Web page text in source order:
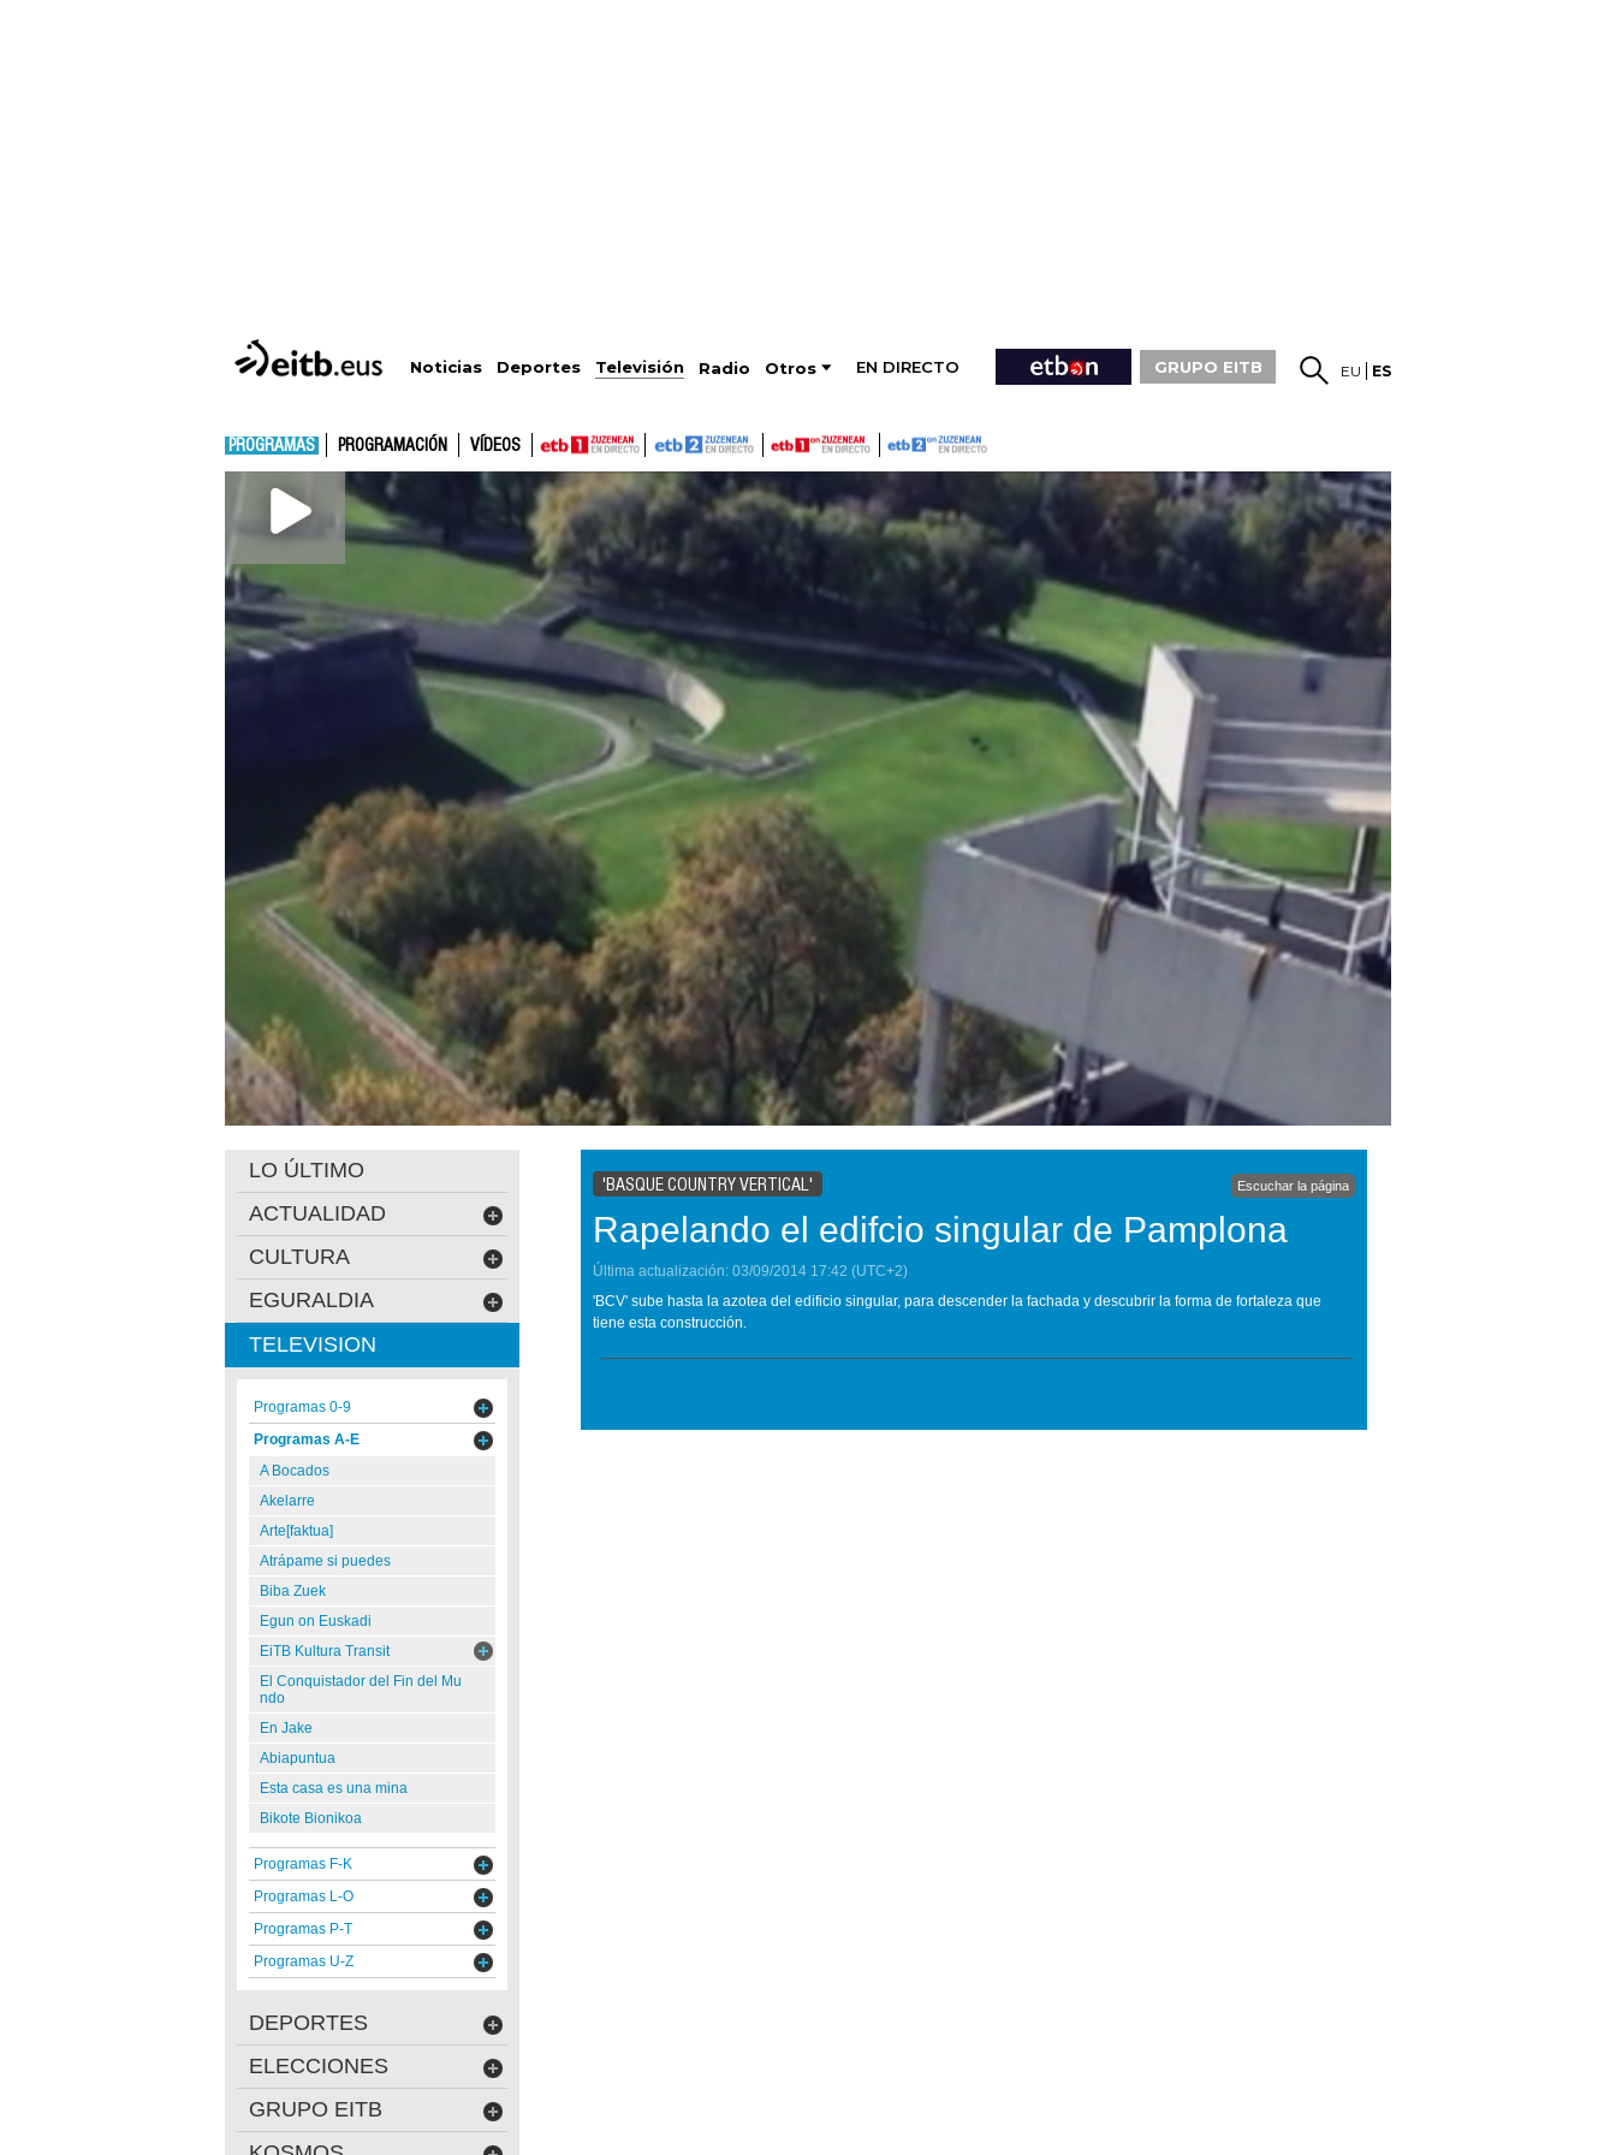
Noticias Deportes Televisión Radio Otros EN DIRECTO GRUPO EITB EU ES
PROGRAMAS PROGRAMACIÓN VÍDEOS
'BASQUE COUNTRY VERTICAL' Escuchar la página
Rapelando el edifcio singular de Pamplona
Última actualización: 03/09/2014 17:42 (UTC+2)
'BCV' sube hasta la azotea del edificio singular, para descender la fachada y descubrir la forma de fortaleza que
tiene esta construcción.
LO ÚLTIMO
ACTUALIDAD
CULTURA
EGURALDIA
TELEVISION
Programas 0-9
Programas A-E
A Bocados
Akelarre
Arte[faktua]
Atrápame si puedes
Biba Zuek
Egun on Euskadi
EiTB Kultura Transit
El Conquistador del Fin del Mu
ndo
En Jake
Abiapuntua
Esta casa es una mina
Bikote Bionikoa
Programas F-K
Programas L-O
Programas P-T
Programas U-Z
DEPORTES
ELECCIONES
GRUPO EITB